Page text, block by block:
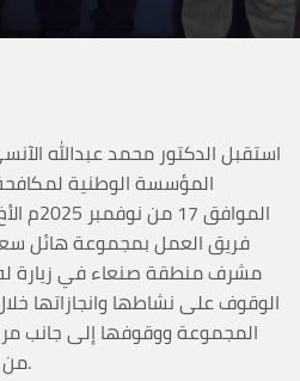
استقبل الدكتور محمد عبدالله
المؤسسة الوطنية
فريق العمل بمجموعة هائل
مشرف منطقة صنعاء في زيارة
الوقوف على نشاطها وانجازاتها
المجموعة ووقوفها إلى جانب
من أجل الحياة ومواجهة المرض.